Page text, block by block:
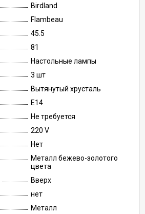
Birdland
Flambeau
45.5
81
Настольные лампы
3 шт
Вытянутый хрусталь
E14
Не требуется
220 V
Нет
Металл бежево-золотого
цвета
Вверх
нет
Металл